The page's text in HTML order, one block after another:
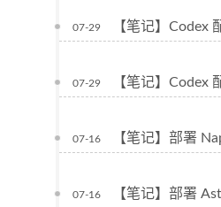
07-29 【笔记】Codex
07-29 【笔记】Codex
07-16 【笔记】部署
07-16 【笔记】部署